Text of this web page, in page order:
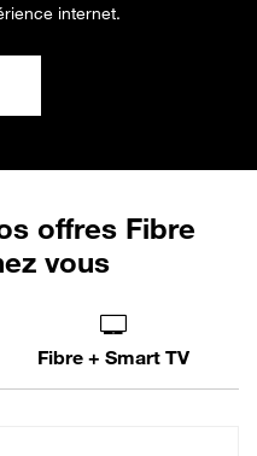
internet.
offres Fibre
vous
Fibre + Smart TV